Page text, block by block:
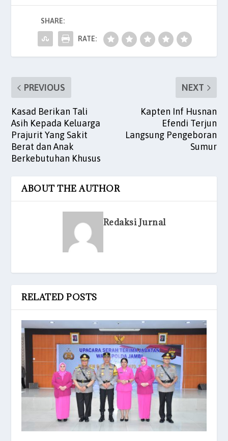
b
o
o
k
A
p
p
dI
n
t
SHARE:
RATE:
PREVIOUS
Kasad Berikan Tali
Asih Kepada Keluarga
Prajurit Yang Sakit
Berat dan Anak
Berkebutuhan Khusus
NEXT
Kapten Inf Husnan
Efendi Terjun
Langsung Pengeboran
Sumur
ABOUT THE AUTHOR
Redaksi Jurnal
RELATED POSTS